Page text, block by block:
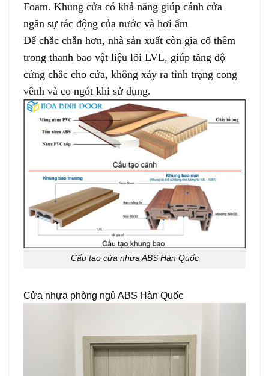
Foam. Khung cửa có khả năng giúp cánh cửa
ngăn sự tác động của nước và hơi ẩm
Để chắc chắn hơn, nhà sản xuất còn gia cố thêm
trong thanh bao vật liệu lõi LVL, giúp tăng độ
cứng chắc cho cửa, không xảy ra tình trạng cong
vênh và co ngót khi sử dụng.
Cấu tạo cửa nhựa ABS Hàn Quốc
Cửa nhựa phòng ngủ ABS Hàn Quốc